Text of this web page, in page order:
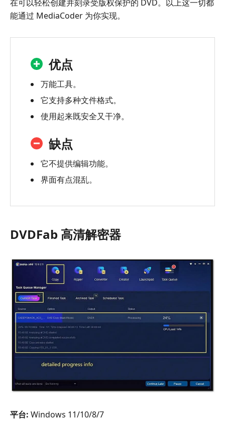
在可以轻松创建并刻录受版权保护的 DVD。以上这一切都
能通过 MediaCoder 为你实现。
优点
万能工具。
它支持多种文件格式。
使用起来既安全又干净。
缺点
它不提供编辑功能。
界面有点混乱。
DVDFab 高清解密器
平台: Windows 11/10/8/7